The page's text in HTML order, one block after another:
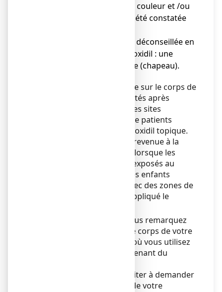
● Une modification de la couleur et /ou
la texture des cheveux a été constatée
● L’exposition solaire est déconseillée en
cas d’application de minoxidil : une
protection est nécessaire (chapeau).
Des cas de pilosité excessive sur le corps de
nourrissons ont été rapportés après
contact cutané au niveau des sites
d’application du minoxidil de patients
(soignants) utilisant du minoxidil topique.
La croissance des poils est revenue à la
normale en quelques mois lorsque les
nourrissons n'étaient plus exposés au
minoxidil. Veiller à ce que les enfants
n’entrent pas en contact avec des zones de
votre corps où vous avez appliqué le
Consultez un médecin si vous remarquez
une pilosité excessive sur le corps de votre
enfant pendant la période où vous utilisez
des produits topiques contenant du
En cas de doute ne pas hésiter à demander
l'avis de votre médecin ou de votre